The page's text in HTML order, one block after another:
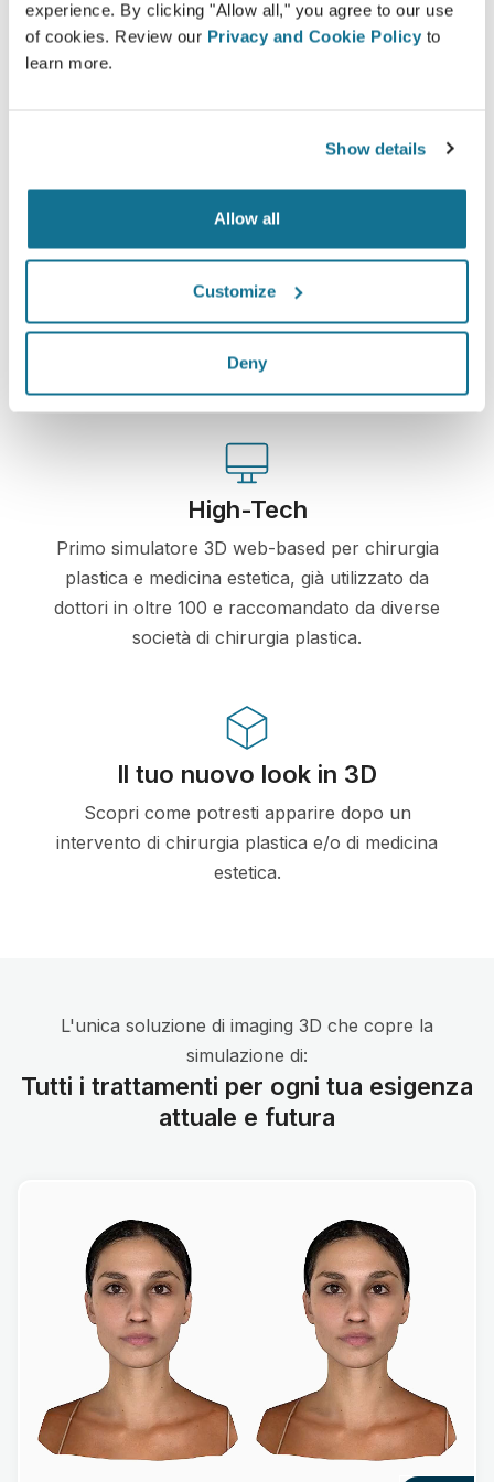
experience. By clicking "Allow all," you agree to our use
of cookies. Review our Privacy and Cookie Policy to
learn more.
Show details
Allow all
Customize
Deny
tue simulazioni con la tua famiglia, amici o con
chiunque tu desideri.
le tue informazioni rese sicure e protette.
High-Tech
Primo simulatore 3D web-based per chirurgia
plastica e medicina estetica, già utilizzato da
dottori in oltre 100 e raccomandato da diverse
società di chirurgia plastica.
Il tuo nuovo look in 3D
Scopri come potresti apparire dopo un
intervento di chirurgia plastica e/o di medicina
estetica.
L'unica soluzione di imaging 3D che copre la
simulazione di:
Tutti i trattamenti per ogni tua esigenza
attuale e futura